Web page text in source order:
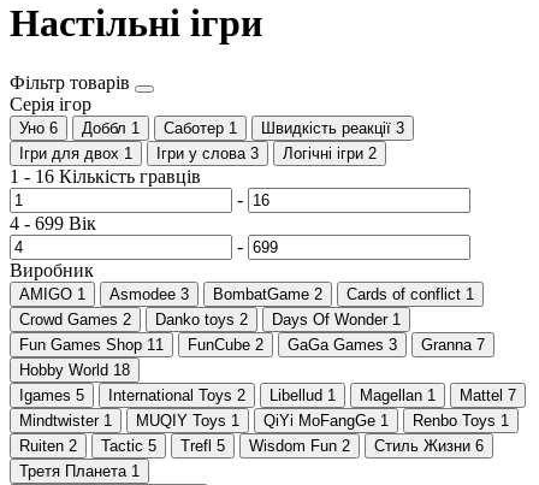
Настільні ігри
Фільтр товарів
Серія ігор
Уно 6 Доббл 1 Саботер 1 Швидкість реакції 3
Ігри для двох 1 Ігри у слова 3 Логічні ігри 2
1 - 16 Кількість гравців
-
4 - 699 Вік
-
Виробник
AMIGO 1 Asmodee 3 BombatGame 2 Cards of conflict 1
Crowd Games 2 Danko toys 2 Days Of Wonder 1
Fun Games Shop 11 FunCube 2 GaGa Games 3 Granna 7
Hobby World 18
Igames 5 International Toys 2 Libellud 1 Magellan 1 Mattel 7
Mindtwister 1 MUQIY Toys 1 QiYi MoFangGe 1 Renbo Toys 1
Ruiten 2 Tactic 5 Trefl 5 Wisdom Fun 2 Стиль Жизни 6
Третя Планета 1